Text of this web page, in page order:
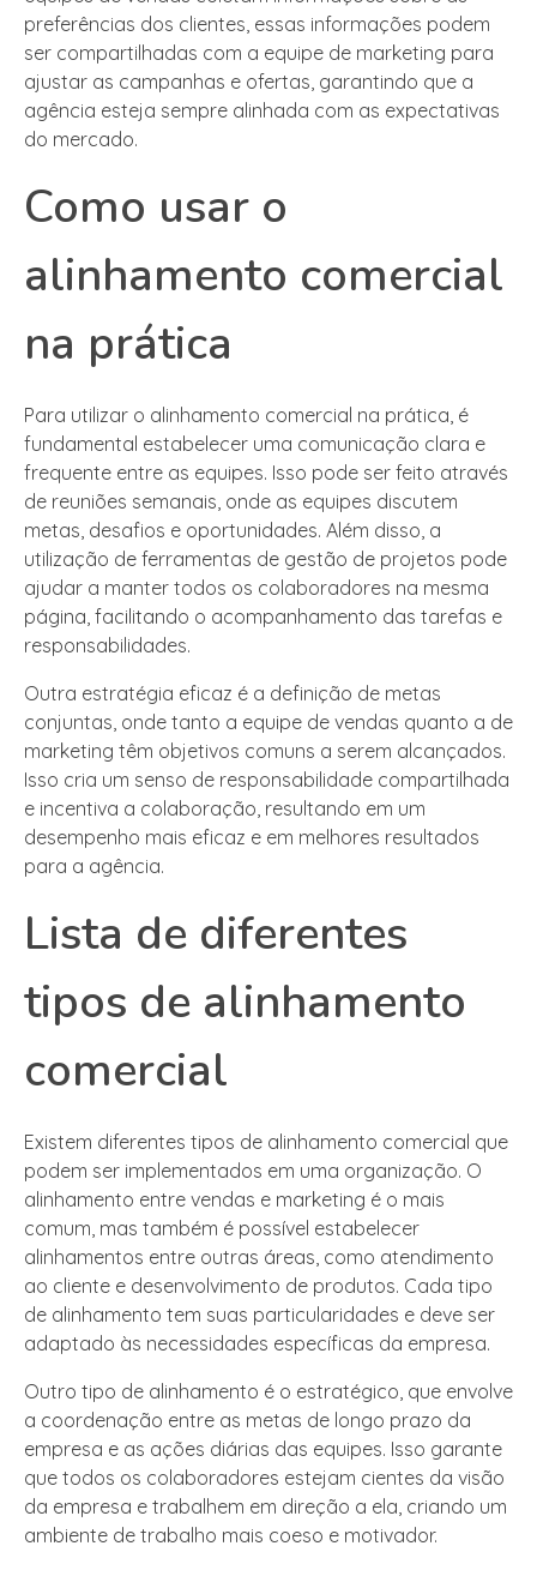
preferências dos clientes, essas informações podem
ser compartilhadas com a equipe de marketing para
ajustar as campanhas e ofertas, garantindo que a
agência esteja sempre alinhada com as expectativas
do mercado.
Como usar o
alinhamento comercial
na prática
Para utilizar o alinhamento comercial na prática, é
fundamental estabelecer uma comunicação clara e
frequente entre as equipes. Isso pode ser feito através
de reuniões semanais, onde as equipes discutem
metas, desafios e oportunidades. Além disso, a
utilização de ferramentas de gestão de projetos pode
ajudar a manter todos os colaboradores na mesma
página, facilitando o acompanhamento das tarefas e
responsabilidades.
Outra estratégia eficaz é a definição de metas
conjuntas, onde tanto a equipe de vendas quanto a de
marketing têm objetivos comuns a serem alcançados.
Isso cria um senso de responsabilidade compartilhada
e incentiva a colaboração, resultando em um
desempenho mais eficaz e em melhores resultados
para a agência.
Lista de diferentes
tipos de alinhamento
comercial
Existem diferentes tipos de alinhamento comercial que
podem ser implementados em uma organização. O
alinhamento entre vendas e marketing é o mais
comum, mas também é possível estabelecer
alinhamentos entre outras áreas, como atendimento
ao cliente e desenvolvimento de produtos. Cada tipo
de alinhamento tem suas particularidades e deve ser
adaptado às necessidades específicas da empresa.
Outro tipo de alinhamento é o estratégico, que envolve
a coordenação entre as metas de longo prazo da
empresa e as ações diárias das equipes. Isso garante
que todos os colaboradores estejam cientes da visão
da empresa e trabalhem em direção a ela, criando um
ambiente de trabalho mais coeso e motivador.